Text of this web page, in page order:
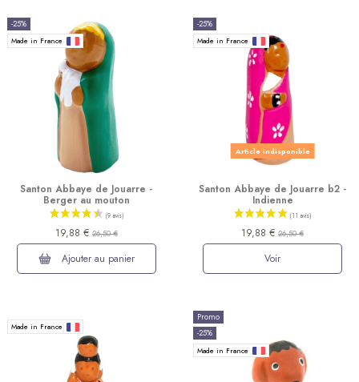
-25%
Made in France
Santon Abbaye de Jouarre -
Berger au mouton
19,88 € 26,50 €
Ajouter au panier
-25%
Made in France
Article indisponible
Santon Abbaye de Jouarre b2 -
Indienne
19,88 €26,50 €
Voir
Made in France
Promo
-25%
Made in France